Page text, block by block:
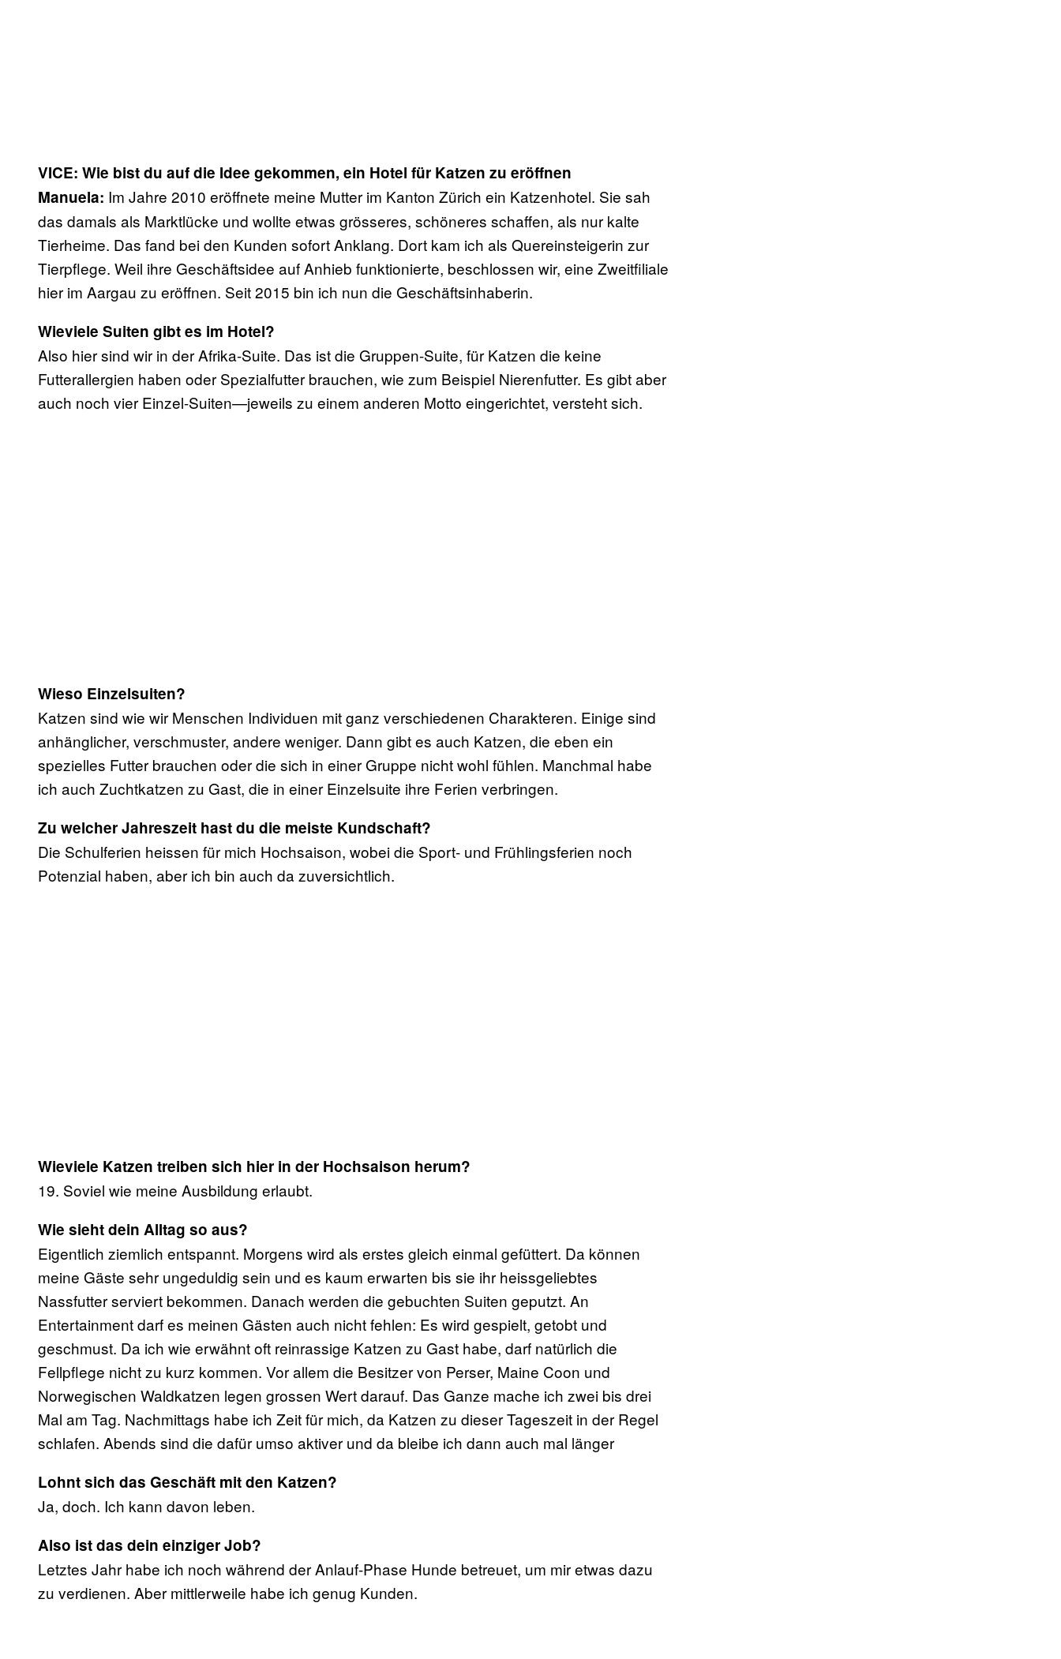
VICE: Wie bist du auf die Idee gekommen, ein Hotel für Katzen zu eröffnen
Manuela: Im Jahre 2010 eröffnete meine Mutter im Kanton Zürich ein Katzenhotel. Sie sah
das damals als Marktlücke und wollte etwas grösseres, schöneres schaffen, als nur kalte
Tierheime. Das fand bei den Kunden sofort Anklang. Dort kam ich als Quereinsteigerin zur
Tierpflege. Weil ihre Geschäftsidee auf Anhieb funktionierte, beschlossen wir, eine Zweitfiliale
hier im Aargau zu eröffnen. Seit 2015 bin ich nun die Geschäftsinhaberin.
Wieviele Suiten gibt es im Hotel?
Also hier sind wir in der Afrika-Suite. Das ist die Gruppen-Suite, für Katzen die keine
Futterallergien haben oder Spezialfutter brauchen, wie zum Beispiel Nierenfutter. Es gibt aber
auch noch vier Einzel-Suiten—jeweils zu einem anderen Motto eingerichtet, versteht sich.
Wieso Einzelsuiten?
Katzen sind wie wir Menschen Individuen mit ganz verschiedenen Charakteren. Einige sind
anhänglicher, verschmuster, andere weniger. Dann gibt es auch Katzen, die eben ein
spezielles Futter brauchen oder die sich in einer Gruppe nicht wohl fühlen. Manchmal habe
ich auch Zuchtkatzen zu Gast, die in einer Einzelsuite ihre Ferien verbringen.
Zu welcher Jahreszeit hast du die meiste Kundschaft?
Die Schulferien heissen für mich Hochsaison, wobei die Sport- und Frühlingsferien noch
Potenzial haben, aber ich bin auch da zuversichtlich.
Wieviele Katzen treiben sich hier in der Hochsaison herum?
19. Soviel wie meine Ausbildung erlaubt.
Wie sieht dein Alltag so aus?
Eigentlich ziemlich entspannt. Morgens wird als erstes gleich einmal gefüttert. Da können
meine Gäste sehr ungeduldig sein und es kaum erwarten bis sie ihr heissgeliebtes
Nassfutter serviert bekommen. Danach werden die gebuchten Suiten geputzt. An
Entertainment darf es meinen Gästen auch nicht fehlen: Es wird gespielt, getobt und
geschmust. Da ich wie erwähnt oft reinrassige Katzen zu Gast habe, darf natürlich die
Fellpflege nicht zu kurz kommen. Vor allem die Besitzer von Perser, Maine Coon und
Norwegischen Waldkatzen legen grossen Wert darauf. Das Ganze mache ich zwei bis drei
Mal am Tag. Nachmittags habe ich Zeit für mich, da Katzen zu dieser Tageszeit in der Regel
schlafen. Abends sind die dafür umso aktiver und da bleibe ich dann auch mal länger
Lohnt sich das Geschäft mit den Katzen?
Ja, doch. Ich kann davon leben.
Also ist das dein einziger Job?
Letztes Jahr habe ich noch während der Anlauf-Phase Hunde betreuet, um mir etwas dazu
zu verdienen. Aber mittlerweile habe ich genug Kunden.